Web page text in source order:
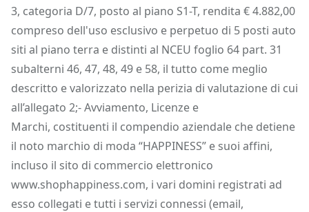
3, categoria D/7, posto al piano S1-T, rendita € 4.882,00
compreso dell'uso esclusivo e perpetuo di 5 posti auto
siti al piano terra e distinti al NCEU foglio 64 part. 31
subalterni 46, 47, 48, 49 e 58, il tutto come meglio
descritto e valorizzato nella perizia di valutazione di cui
all’allegato 2;- Avviamento, Licenze e
Marchi, costituenti il compendio aziendale che detiene
il noto marchio di moda “HAPPINESS” e suoi affini,
incluso il sito di commercio elettronico
www.shophappiness.com, i vari domini registrati ad
esso collegati e tutti i servizi connessi (email,